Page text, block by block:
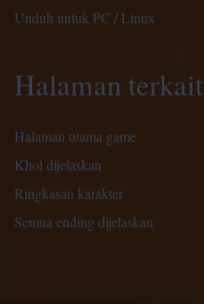
Unduh untuk PC / Linux
Halaman terkait
Halaman utama game
Khol dijelaskan
Ringkasan karakter
Semua ending dijelaskan